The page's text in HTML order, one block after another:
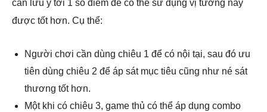
cần lưu ý tới 1 số điểm để có thể sử dụng vị tướng này
được tốt hơn. Cụ thể:
Người chơi cần dùng chiêu 1 để có nội tại, sau đó ưu
tiên dùng chiêu 2 để áp sát mục tiêu cũng như né sát
thương tốt hơn.
Một khi có chiêu 3, game thủ có thể áp dụng combo